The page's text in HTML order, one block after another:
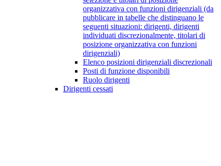
organizzativa con funzioni dirigenziali (da
pubblicare in tabelle che distinguano le
seguenti situazioni: dirigenti, dirigenti
individuati discrezionalmente, titolari di
posizione organizzativa con funzioni
dirigenziali)
Elenco posizioni dirigenziali discrezionali
Posti di funzione disponibili
Ruolo dirigenti
Dirigenti cessati